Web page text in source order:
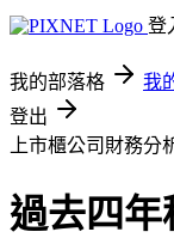
登
我的部落格 我
登出
上市櫃公司財務分
過去四